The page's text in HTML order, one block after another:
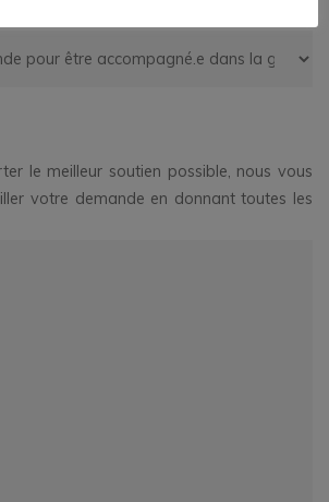
le meilleur soutien possible, nous vous
votre demande en donnant toutes les